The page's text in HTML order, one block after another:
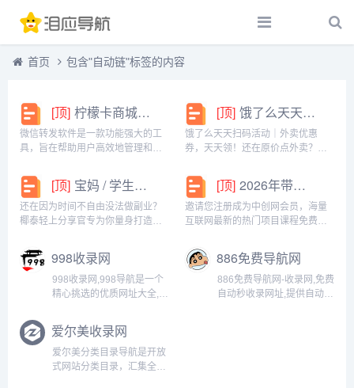
首页 包含"自动链"标签的内容
[顶] 柠檬卡商城24h自动发卡平台虚拟商品激活码自助购买商城
微信转发软件是一款功能强大的工
具，旨在帮助用户高效地管理和操
能，包括一键转发、朋友圈转发和
微信抢红包等。一键转发软件使得
用户可以轻松地将消息、图片或其
他内容快速转发给多个...
[顶] 饿了么天天扫码活动｜外卖优惠券，天天领！
饿了么天天扫码活动｜外卖优惠
券，天天领！还在原价点外卖？你
码活动」，用微信扫一扫，就能领
外卖专属优惠券，先领券再下单，
省钱更划算！优惠覆盖全场景早餐
汉堡、午餐快餐、晚餐炸...
[顶] 宝妈 / 学生党看过来！椰泰轻上分享官，时间自由，在家也能赚
还在因为时间不自由没法做副业？
椰泰轻上分享官专为你量身打造！
是想赚生活费的学生党，都能在这
里找到适合自己的增收方式。成为
分享官，你可以自由安排时间：带
娃间隙、下课碎片、睡...
[顶] 2026年带你闷声赚大钱，轻松月赚1000+
邀请您注册成为中创网会员，海量
互联网最新的热门项目课程免费学
CPA，CPS，虚拟资源，各类爆粉
赚钱攻略，国内外最新赚钱项目，
都在中创网，快来学习吧！注册中
创网（赚现金）h...
998收录网
998收录网,998导航是一个
精心挑选的优质网址大全,通
活、工作、学习、娱乐等各
个方面，是您上网冲浪的必
备工具。...
886免费导航网
886免费导航网-收录网,免费
自动秒收录网址,提供自动收
爱尔美收录网
爱尔美分类目录导航是开放
式网站分类目录，汇集全网